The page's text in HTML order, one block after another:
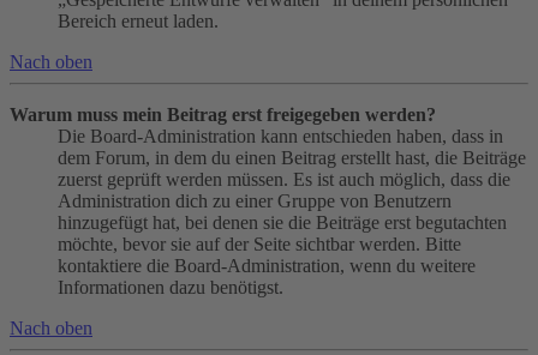
Bereich erneut laden.
Nach oben
Warum muss mein Beitrag erst freigegeben werden?
Die Board-Administration kann entschieden haben, dass in
dem Forum, in dem du einen Beitrag erstellt hast, die Beiträge
zuerst geprüft werden müssen. Es ist auch möglich, dass die
Administration dich zu einer Gruppe von Benutzern
hinzugefügt hat, bei denen sie die Beiträge erst begutachten
möchte, bevor sie auf der Seite sichtbar werden. Bitte
kontaktiere die Board-Administration, wenn du weitere
Informationen dazu benötigst.
Nach oben